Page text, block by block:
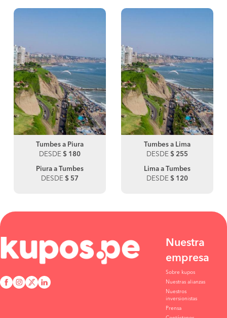
Tumbes a Piura
DESDE $ 180
Piura a Tumbes
DESDE $ 57
Tumbes a Lima
DESDE $ 255
Lima a Tumbes
DESDE $ 120
Nuestra
empresa
Sobre kupos
Nuestras alianzas
Nuestros
inversionistas
Prensa